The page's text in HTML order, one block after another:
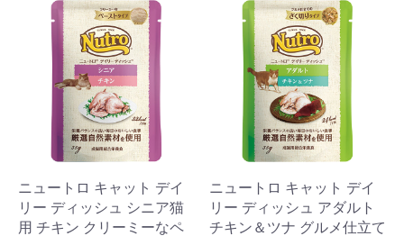
ニュートロ キャット デイ
リー ディッシュ シニア猫
用 チキン クリーミーなペ
ニュートロ キャット デイ
リー ディッシュ アダルト
チキン＆ツナ グルメ仕立て